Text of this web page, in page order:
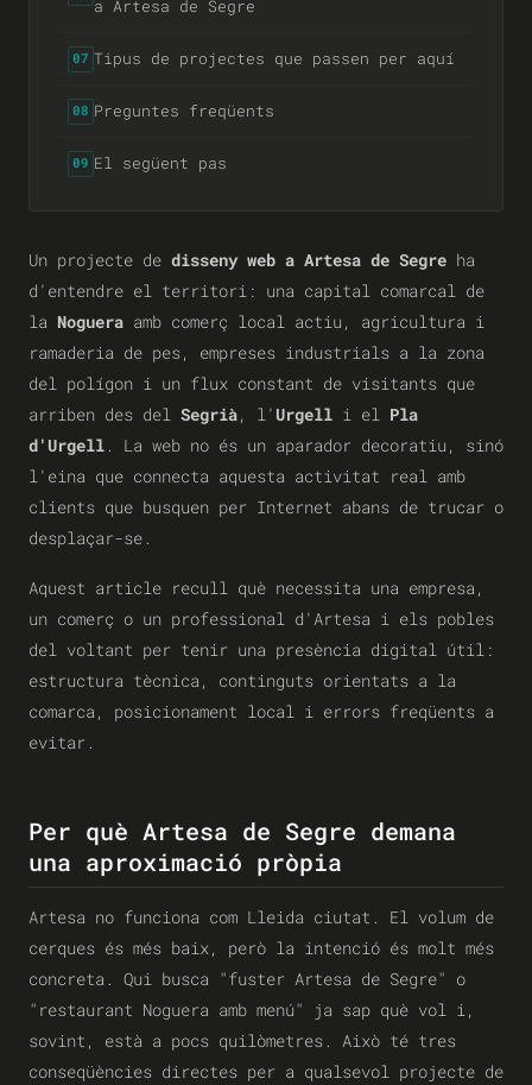
a Artesa de Segre
07 Tipus de projectes que passen per aquí
08 Preguntes freqüents
09 El següent pas
Un projecte de disseny web a Artesa de Segre ha
d'entendre el territori: una capital comarcal de
la Noguera amb comerç local actiu, agricultura i
ramaderia de pes, empreses industrials a la zona
del polígon i un flux constant de visitants que
arriben des del Segrià, l'Urgell i el Pla
d'Urgell. La web no és un aparador decoratiu, sinó
l'eina que connecta aquesta activitat real amb
clients que busquen per Internet abans de trucar o
desplaçar-se.
Aquest article recull què necessita una empresa,
un comerç o un professional d'Artesa i els pobles
del voltant per tenir una presència digital útil:
estructura tècnica, continguts orientats a la
comarca, posicionament local i errors freqüents a
evitar.
Per què Artesa de Segre demana
una aproximació pròpia
Artesa no funciona com Lleida ciutat. El volum de
cerques és més baix, però la intenció és molt més
concreta. Qui busca "fuster Artesa de Segre" o
"restaurant Noguera amb menú" ja sap què vol i,
sovint, està a pocs quilòmetres. Això té tres
conseqüències directes per a qualsevol projecte de